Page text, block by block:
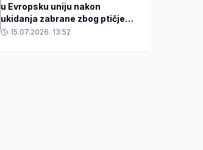
u Evropsku uniju nakon
ukidanja zabrane zbog ptičjeg
gripa15.07.2026. 13:52